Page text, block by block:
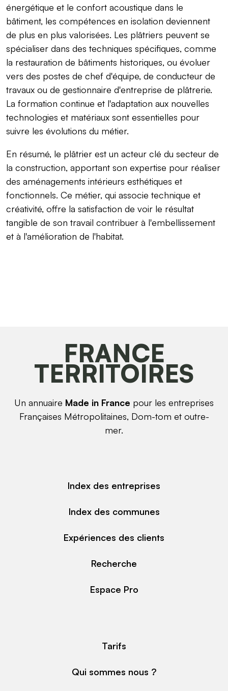
énergétique et le confort acoustique dans le
bâtiment, les compétences en isolation deviennent
de plus en plus valorisées. Les plâtriers peuvent se
spécialiser dans des techniques spécifiques, comme
la restauration de bâtiments historiques, ou évoluer
vers des postes de chef d'équipe, de conducteur de
travaux ou de gestionnaire d'entreprise de plâtrerie.
La formation continue et l'adaptation aux nouvelles
technologies et matériaux sont essentielles pour
suivre les évolutions du métier.
En résumé, le plâtrier est un acteur clé du secteur de
la construction, apportant son expertise pour réaliser
des aménagements intérieurs esthétiques et
fonctionnels. Ce métier, qui associe technique et
créativité, offre la satisfaction de voir le résultat
tangible de son travail contribuer à l'embellissement
et à l'amélioration de l'habitat.
FRANCE
TERRITOIRES
Un annuaire Made in France pour les entreprises
Françaises Métropolitaines, Dom-tom et outre-
mer.
Index des entreprises
Index des communes
Expériences des clients
Recherche
Espace Pro
Tarifs
Qui sommes nous ?